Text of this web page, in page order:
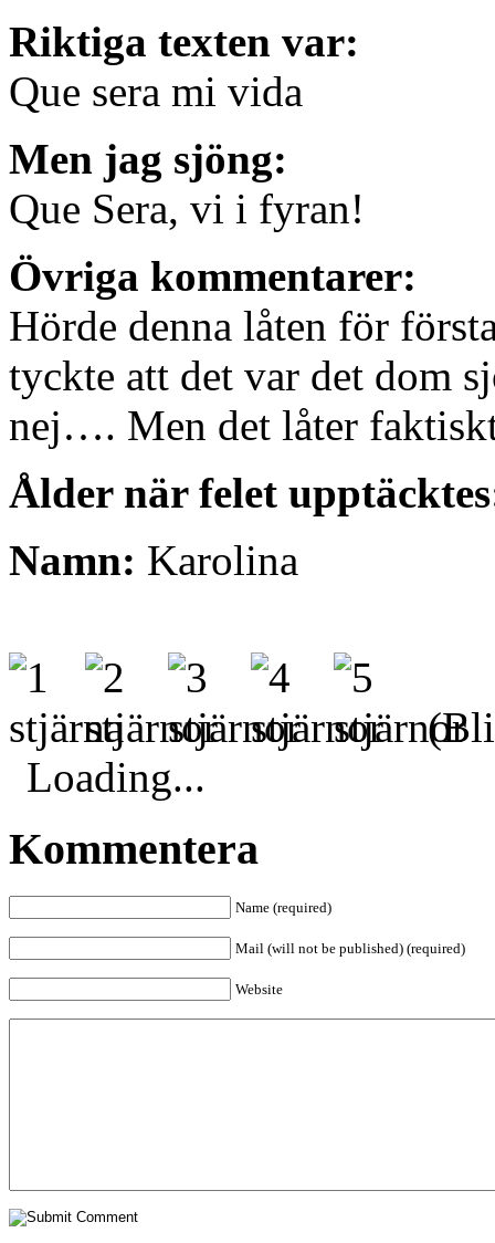
Riktiga texten var:
Que sera mi vida
Men jag sjöng:
Que Sera, vi i fyran!
Övriga kommentarer:
Hörde denna låten för
tyckte att det var det dom
nej…. Men det låter
Ålder när felet
Namn: Karolina
(Bli
Loading...
Kommentera
Name (required)
Mail (will not be published) (required)
Website